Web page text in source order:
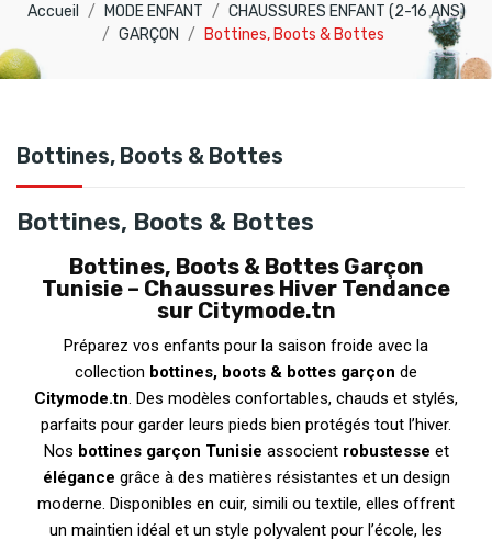
Accueil MODE ENFANT
CHAUSSURES ENFANT (2-16 ANS)
GARÇON
Bottines, Boots & Bottes
Bottines, Boots & Bottes
Bottines, Boots & Bottes
Bottines, Boots & Bottes Garçon
Tunisie – Chaussures Hiver Tendance
sur Citymode.tn
Préparez vos enfants pour la saison froide avec la
collection bottines, boots & bottes garçon de
Citymode.tn . Des modèles confortables, chauds et stylés,
parfaits pour garder leurs pieds bien protégés tout l’hiver.
Nos bottines garçon Tunisie associent robustesse et
élégance grâce à des matières résistantes et un design
moderne. Disponibles en cuir, simili ou textile, elles offrent
un maintien idéal et un style polyvalent pour l’école, les